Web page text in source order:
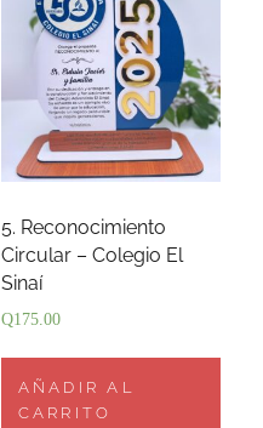
5. Reconocimiento
Circular – Colegio El
Sinaí
Q175.00
AÑADIR AL
CARRITO